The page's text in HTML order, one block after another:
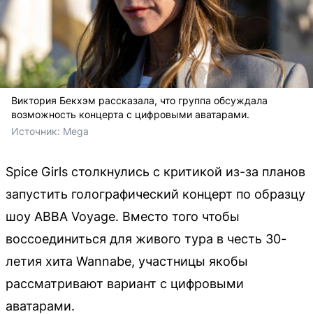
Виктория Бекхэм рассказала, что группа обсуждала
возможность концерта с цифровыми аватарами.
Источник: Mega
Spice Girls столкнулись с критикой из-за планов
запустить голографический концерт по образцу
шоу ABBA Voyage. Вместо того чтобы
воссоединиться для живого тура в честь 30-
летия хита Wannabe, участницы якобы
рассматривают вариант с цифровыми
аватарами.